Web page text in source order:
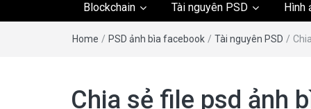
tài nguyên đồ họa,
Blockchain Tài nguyên PSD Hình
Home / PSD ảnh bìa facebook / Tài nguyên PSD /
Chia sẻ file psd ảnh